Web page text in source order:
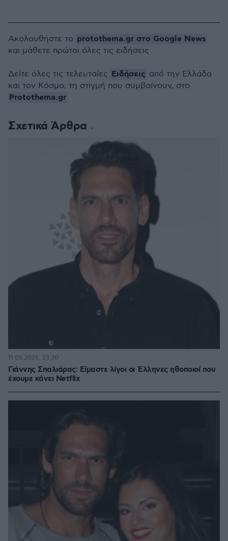
Σχετικά Άρθρα
Γιάννης Σπαλιάρας: Είμαστε λίγοι οι Έλληνες ηθοποιοί που
έχουμε κάνει Netflix
11.05.2026, 23:30
Ακολουθήστε το protothema.gr στο Google News
και μάθετε πρώτοι όλες τις ειδήσεις
Δείτε όλες τις τελευταίες Ειδήσεις από την Ελλάδα
και τον Κόσμο, τη στιγμή που συμβαίνουν, στο
Protothema.gr